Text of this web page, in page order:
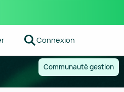
Centre d'aide
Connexion
Communauté gestion